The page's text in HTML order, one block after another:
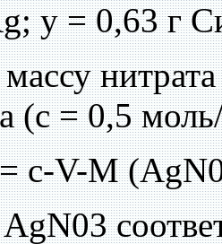
у = 0,63 г
(с = 0,5
c-V-M